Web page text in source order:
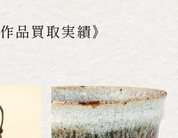
作品買取実績